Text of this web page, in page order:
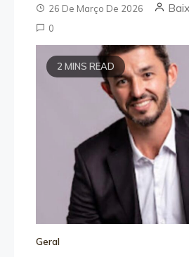
26 De Março De 2026
0
2 MINS READ
Geral